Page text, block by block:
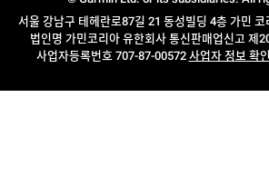
서울 강남구 테헤란로87길 21 동성빌딩 4층 가민
법인명 가민코리아 유한회사 통신판매업신고 제
사업자등록번호 707-87-00572 사업자 정보 확인